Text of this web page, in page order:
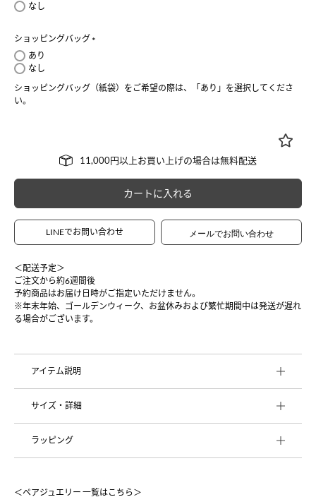
なし
ショッピングバッグ
あり
なし
ショッピングバッグ（紙袋）をご希望の際は、「あり」を選択してくださ
い。
カートに入れる
LINEでお問い合わせ
＜配送予定＞
ご注文から約6週間後
予約商品はお届け日時がご指定いただけません。
※年末年始、ゴールデンウィーク、お盆休みおよび繁忙期間中は発送が遅れ
る場合がございます。
アイテム説明
サイズ・詳細
ラッピング
＜ペアジュエリー 一覧はこちら＞